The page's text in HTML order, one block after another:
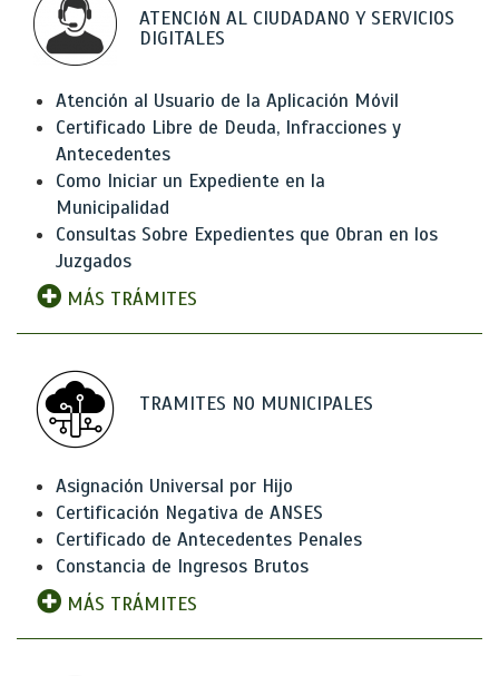
ATENCIóN AL CIUDADANO Y SERVICIOS
DIGITALES
Atención al Usuario de la Aplicación Móvil
Certificado Libre de Deuda, Infracciones y
Antecedentes
Como Iniciar un Expediente en la
Municipalidad
Consultas Sobre Expedientes que Obran en los
Juzgados
MÁS TRÁMITES
TRAMITES NO MUNICIPALES
Asignación Universal por Hijo
Certificación Negativa de ANSES
Certificado de Antecedentes Penales
Constancia de Ingresos Brutos
MÁS TRÁMITES